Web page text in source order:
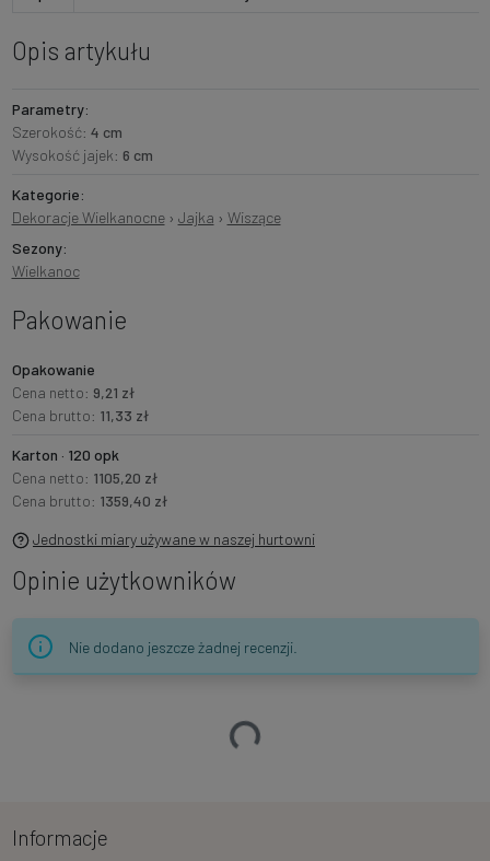
Opis artykułu
Parametry:
Szerokość: 4 cm
Wysokość jajek: 6 cm
Kategorie:
Dekoracje Wielkanocne› Jajka › Wiszące
Sezony:
Wielkanoc
Pakowanie
Opakowanie
Cena netto: 9,21 zł
Cena brutto: 11,33 zł
Karton · 120 opk
Cena netto: 1105,20 zł
Cena brutto: 1359,40 zł
Jednostki miary używane w naszej hurtowni
Opinie użytkowników
Nie dodano jeszcze żadnej recenzji.
Ładowanie…
Informacje